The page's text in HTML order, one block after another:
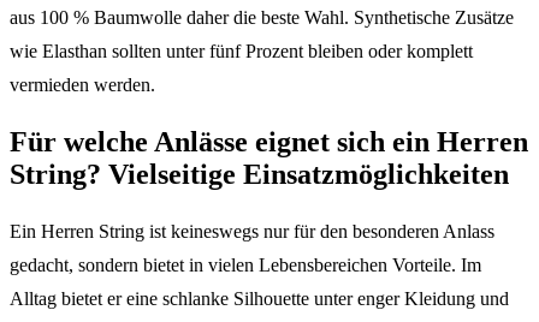
aus 100 % Baumwolle daher die beste Wahl. Synthetische Zusätze
wie Elasthan sollten unter fünf Prozent bleiben oder komplett
vermieden werden.
Für welche Anlässe eignet sich ein Herren
String? Vielseitige Einsatzmöglichkeiten
Ein Herren String ist keineswegs nur für den besonderen Anlass
gedacht, sondern bietet in vielen Lebensbereichen Vorteile. Im
Alltag bietet er eine schlanke Silhouette unter enger Kleidung und